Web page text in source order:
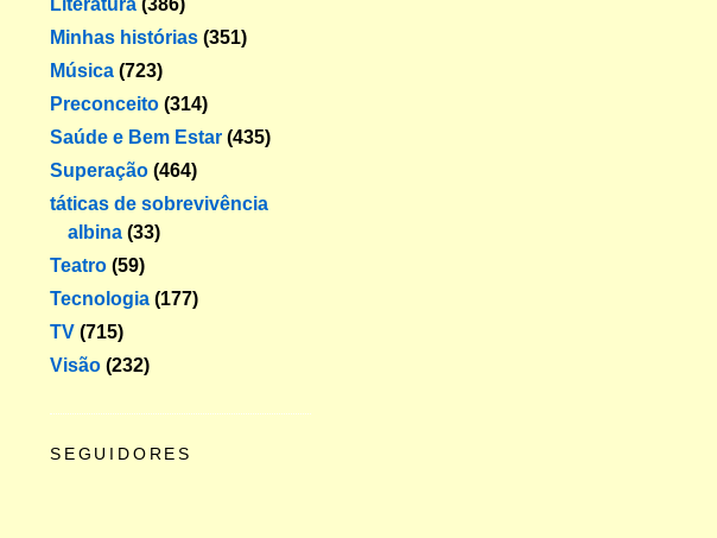
Minhas histórias (351)
Música (723)
Preconceito (314)
Saúde e Bem Estar (435)
Superação (464)
táticas de sobrevivência
albina (33)
Teatro (59)
Tecnologia (177)
TV (715)
Visão (232)
SEGUIDORES